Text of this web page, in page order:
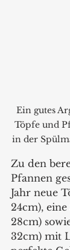
Ein gutes
Töpfe und
in der
Zu den
Pfannen
Jahr neue
24cm),
28cm)
32cm) mit